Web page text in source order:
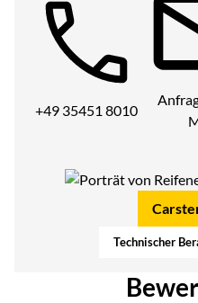
Telefon:
+49 35451 8010
Technischer